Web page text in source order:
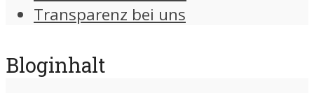
Transparenz bei uns
Bloginhalt